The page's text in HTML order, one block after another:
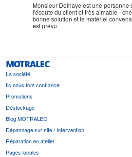
Monsieur Delhaye est une personne
l'écoute du client et très aimable -
bonne solution et le matériel
est prévu
MOTRALEC
La société
Ils nous font confiance
Promotions
Déstockage
Blog MOTRALEC
Dépannage sur site / Intervention
Réparation en atelier
Pages locales